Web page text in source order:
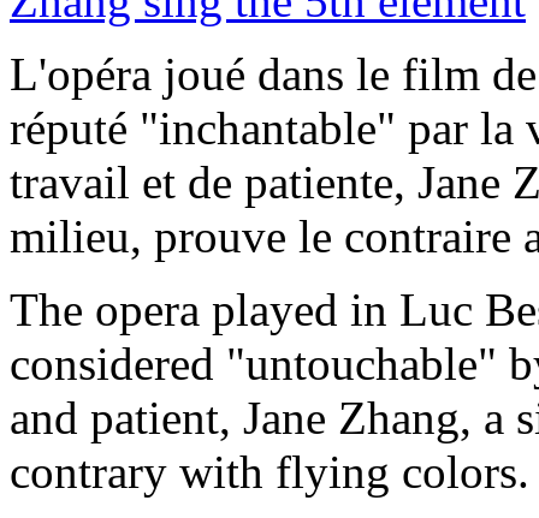
L'opéra joué dans le film
réputé "inchantable" par la
travail et de patiente, Jane
milieu, prouve le contraire
The opera played in Luc
considered "untouchable"
and patient, Jane Zhang, a
contrary with flying colors.